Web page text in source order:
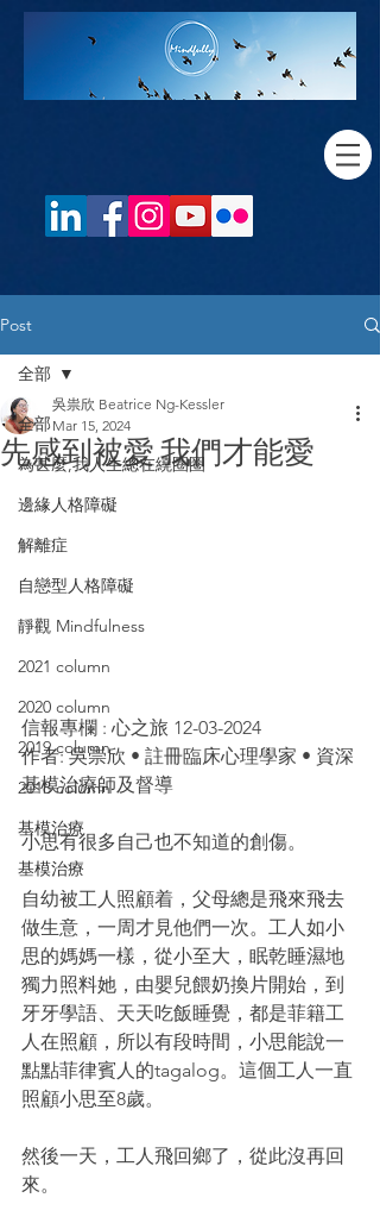
Post
全部
為甚麼,我人生總在繞圈圈
邊緣人格障礙
解離症
自戀型人格障礙
靜觀 Mindfulness
2021 column
2020 column
2019 column
2018 column
基模治療
基模治療
全部
先感到被愛 我們才能愛
吳祟欣 Beatrice Ng-Kessler
Mar 15, 2024
信報專欄 : 心之旅 12-03-2024
作者: 吳崇欣 • 註冊臨床心理學家 • 資深
基模治療師及督導
小思有很多自己也不知道的創傷。
自幼被工人照顧着，父母總是飛來飛去
做生意，一周才見他們一次。工人如小
思的媽媽一樣，從小至大，眠乾睡濕地
獨力照料她，由嬰兒餵奶換片開始，到
牙牙學語、天天吃飯睡覺，都是菲籍工
人在照顧，所以有段時間，小思能說一
點點菲律賓人的tagalog。這個工人一直
照顧小思至8歲。
然後一天，工人飛回鄉了，從此沒再回
來。